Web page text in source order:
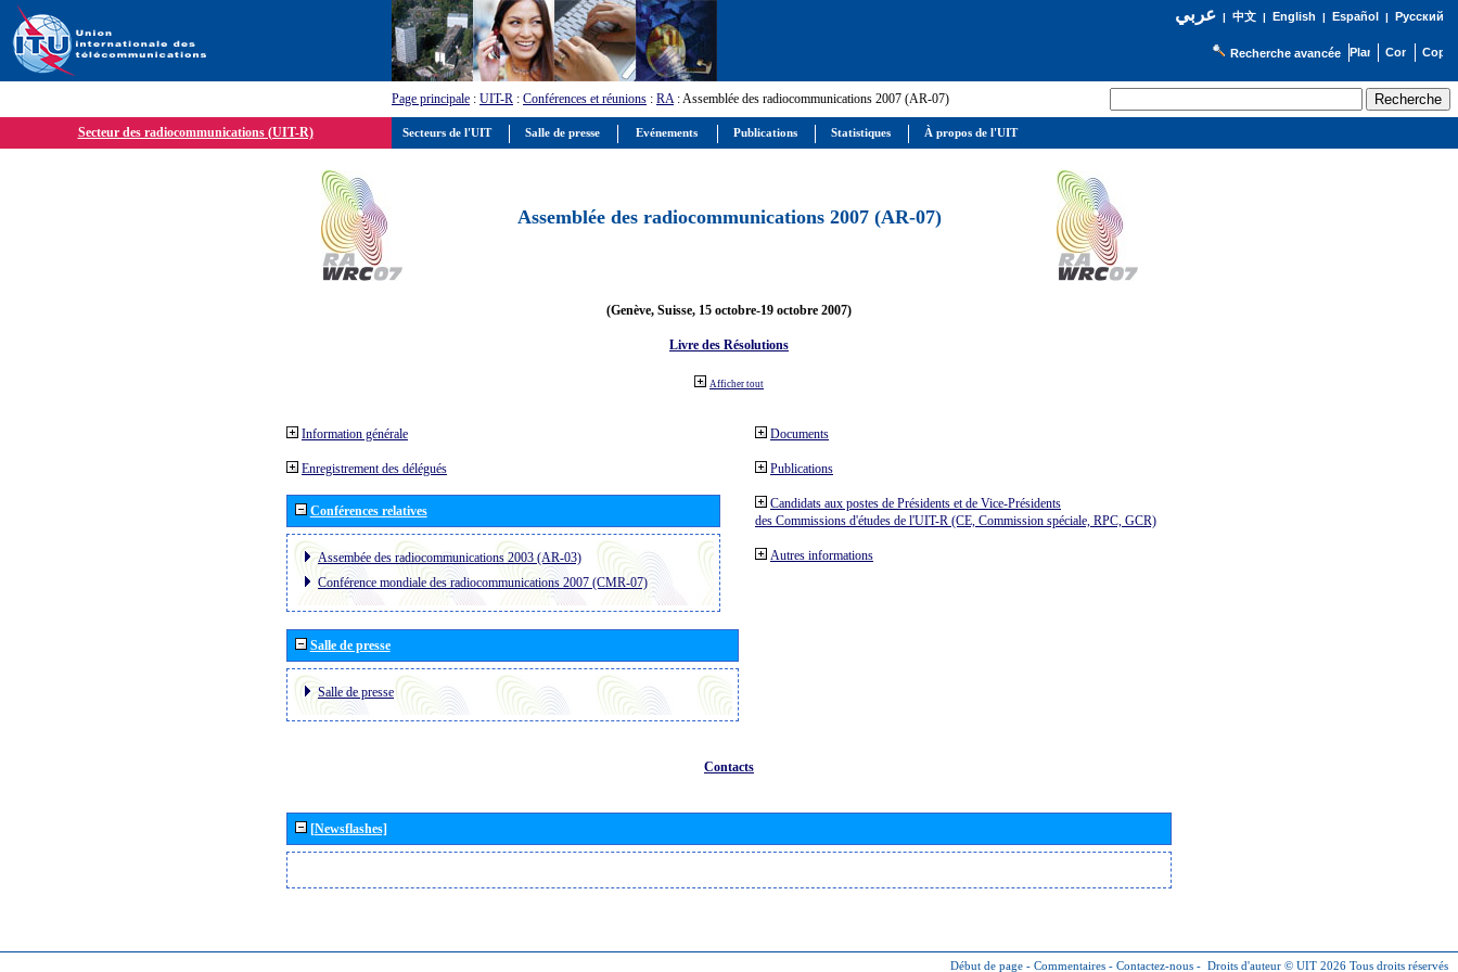
عربي| 中文| English | Español | Русский
Recherche avancée
Page principale : UIT-R : Conférences et réunions : RA: Assemblée des radiocommunications 2007 (AR-07)
Secteur des radiocommunications (UIT-R)
Assemblée des radiocommunications 2007 (AR-07)
(Genève, Suisse, 15 octobre-19 octobre 2007)
Livre des Résolutions
Afficher tout
Information générale
Enregistrement des délégués
Conférences relatives
Assembée des radiocommunications 2003 (AR-03)
Conférence mondiale des radiocommunications 2007 (CMR-07)
Salle de presse
Salle de presse
Documents
Publications
Candidats aux postes de Présidents et de Vice-Présidents
des Commissions d'études de l'UIT-R (CE, Commission spéciale, RPC, GCR)
Autres informations
Contacts
[Newsflashes]
Début de page - Commentaires - Contactez-nous - Droits d'auteur © UIT 2026 Tous droits réservés
Secteurs de l'UIT Salle de presse Evénements Publications Statistiques À propos de l'UIT